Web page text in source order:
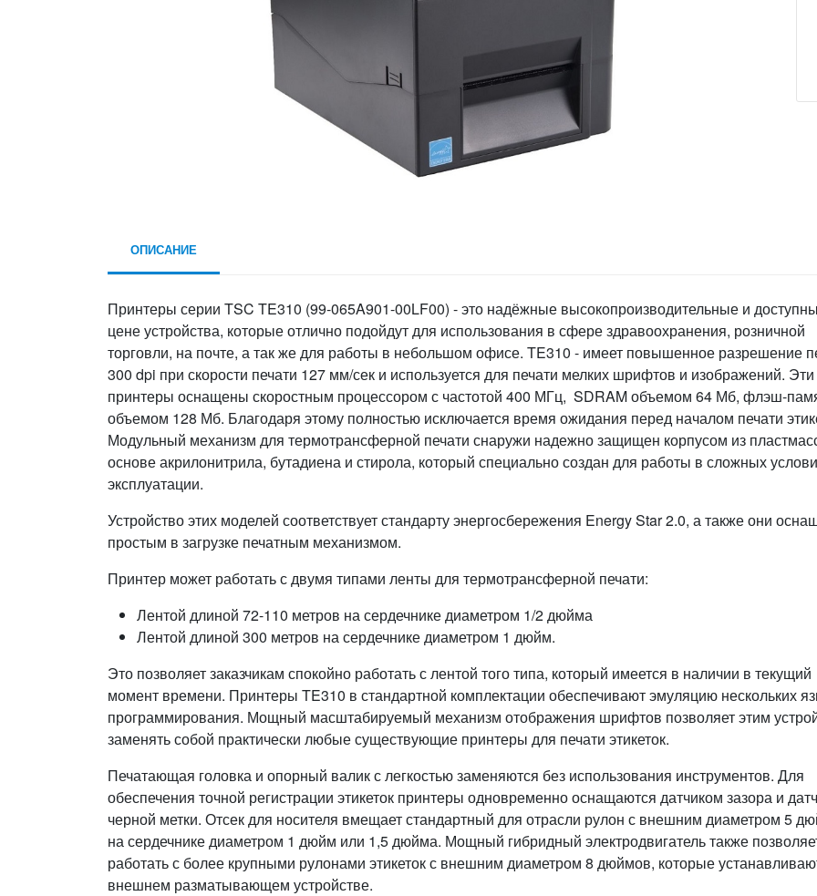
ОПИСАНИЕ
Принтеры серии TSC TE310 (99-065A901-00LF00) - это надёжные высокопроизводительные и
цене устройства, которые отлично подойдут для использования в сфере здравоохранения, розничной
торговли, на почте, а так же для работы в небольшом офисе. TE310 - имеет повышенное разрешение
300 dpi при скорости печати 127 мм/сек и используется для печати мелких шрифтов и изображений. Эти
принтеры оснащены скоростным процессором с частотой 400 МГц, SDRAM объемом 64 Мб, флэш-
объемом 128 Мб. Благодаря этому полностью исключается время ожидания перед началом печати
Модульный механизм для термотрансферной печати снаружи надежно защищен корпусом из
основе акрилонитрила, бутадиена и стирола, который специально создан для работы в сложных
эксплуатации.
Устройство этих моделей соответствует стандарту энергосбережения Energy Star 2.0, а также они
простым в загрузке печатным механизмом.
Принтер может работать с двумя типами ленты для термотрансферной печати:
Лентой длиной 72-110 метров на сердечнике диаметром 1/2 дюйма
Лентой длиной 300 метров на сердечнике диаметром 1 дюйм.
Это позволяет заказчикам спокойно работать с лентой того типа, который имеется в наличии в текущий
момент времени. Принтеры TE310 в стандартной комплектации обеспечивают эмуляцию нескольких
программирования. Мощный масштабируемый механизм отображения шрифтов позволяет этим
заменять собой практически любые существующие принтеры для печати этикеток.
Печатающая головка и опорный валик с легкостью заменяются без использования инструментов. Для
обеспечения точной регистрации этикеток принтеры одновременно оснащаются датчиком зазора и
черной метки. Отсек для носителя вмещает стандартный для отрасли рулон с внешним диаметром 5
на сердечнике диаметром 1 дюйм или 1,5 дюйма. Мощный гибридный электродвигатель также
работать с более крупными рулонами этикеток с внешним диаметром 8 дюймов, которые
внешнем разматывающем устройстве.